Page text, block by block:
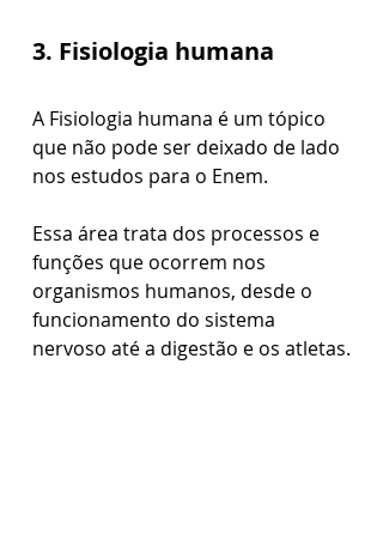
3. Fisiologia humana
A Fisiologia humana é um tópico
que não pode ser deixado de lado
nos estudos para o Enem.
Essa área trata dos processos e
funções que ocorrem nos
organismos humanos, desde o
funcionamento do sistema
nervoso até a digestão e os atletas.